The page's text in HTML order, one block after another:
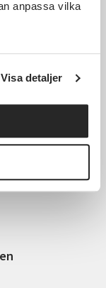
anpassa vilka
Visa detaljer
för